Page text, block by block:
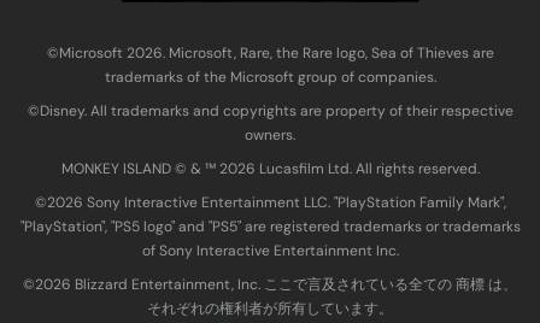
©Microsoft 2026. Microsoft, Rare, the Rare logo, Sea of Thieves are
trademarks of the Microsoft group of companies.
©Disney. All trademarks and copyrights are property of their respective
owners.
MONKEY ISLAND © & ™ 20‍26 Lucasfilm Ltd. All rights reserved.
©2026 Sony Interactive Entertainment LLC. "PlayStation Family Mark",
"PlayStation", "PS5 logo" and "PS5" are registered trademarks or trademarks
of Sony Interactive Entertainment Inc.
©2026 Blizzard Entertainment, Inc. ここで言及されている全ての 商標 は、
それぞれの権利者が所有しています。